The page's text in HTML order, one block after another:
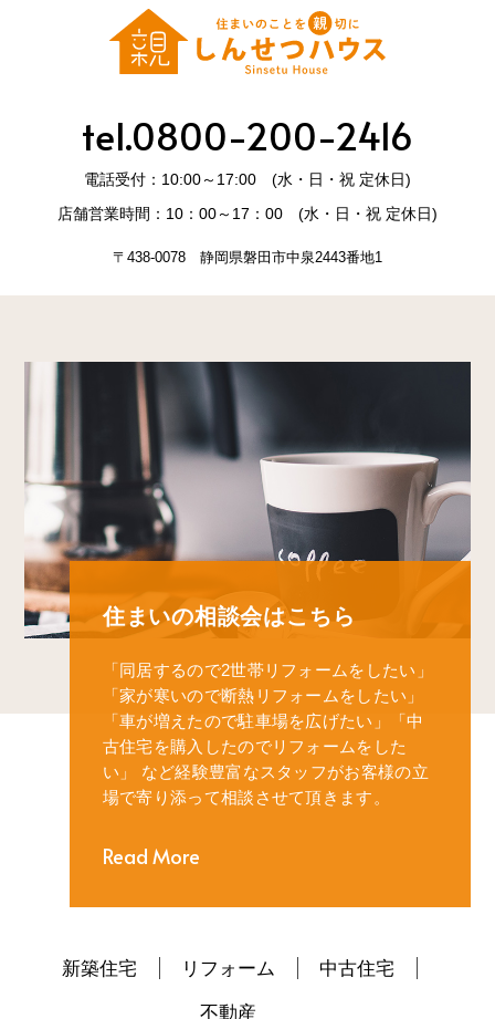
tel.0800-200-2416
電話受付：10:00～17:00 (水・日・祝 定休日)
店舗営業時間：10：00～17：00 (水・日・祝 定休日)
〒438-0078 静岡県磐田市中泉2443番地1
住まいの相談会はこちら
「同居するので2世帯リフォームをしたい」
「家が寒いので断熱リフォームをしたい」
「車が増えたので駐車場を広げたい」
「中
古住宅を購入したのでリフォームをした
い」
など経験豊富なスタッフがお客様の立
場で寄り添って相談させて頂きます。
Read More
新築住宅 リフォーム
中古住宅
不動産